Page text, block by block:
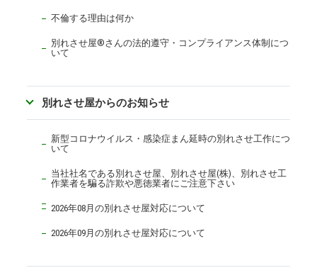
不倫する理由は何か
別れさせ屋®さんの法的遵守・コンプライアンス体制につ
いて
別れさせ屋からのお知らせ
新型コロナウイルス・感染症まん延時の別れさせ工作につ
いて
当社社名である別れさせ屋、別れさせ屋(株)、別れさせ工
作業者を騙る詐欺や悪徳業者にご注意下さい
2026年08月の別れさせ屋対応について
2026年09月の別れさせ屋対応について